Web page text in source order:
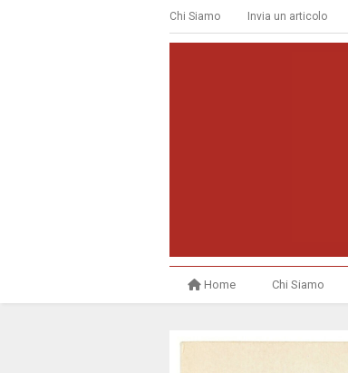
Chi Siamo Invia un articolo
Home Chi Siamo